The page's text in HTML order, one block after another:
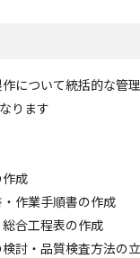
について統括的な管
ります
作成
・作業手順書の作成
総合工程表の作成
検討・品質検査方法の